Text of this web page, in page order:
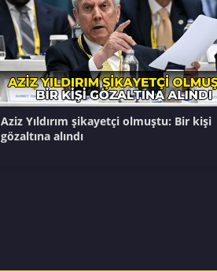
Aziz Yıldırım şikayetçi olmuştu: Bir kişi
gözaltına alındı